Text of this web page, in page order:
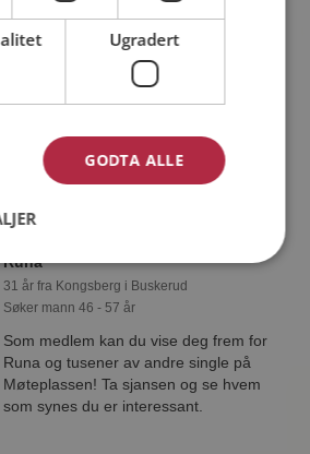
34 år fra Kongsberg i Buskerud
Som medlem kan du vise deg frem for
Møteplassen! Ta sjansen og se hvem
som synes du er interessant.
Runa
31 år fra Kongsberg i Buskerud
Søker mann 46 - 57 år
Som medlem kan du vise deg frem for
Runa og tusener av andre single på
Møteplassen! Ta sjansen og se hvem
som synes du er interessant.
Ugradert
GODTA ALLE